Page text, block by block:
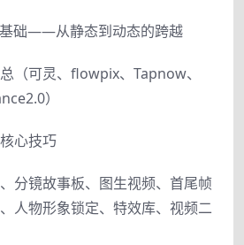
础——从静态到动态的跨越
（可灵、flowpix、Tapnow、
）
心技巧
分镜故事板、图生视频、首尾帧
人物形象锁定、特效库、视频二